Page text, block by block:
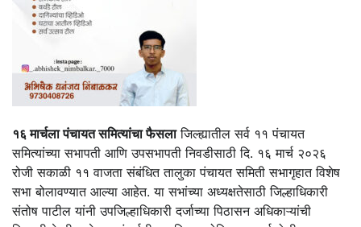
१६ मार्चला पंचायत समित्यांचा फैसलाजिल्ह्यातील सर्व ११ पंचायत
समित्यांच्या सभापती आणि उपसभापती निवडीसाठी दि. १६ मार्च २०२६
रोजी सकाळी ११ वाजता संबंधित तालुका पंचायत समिती सभागृहात विशेष
सभा बोलावण्यात आल्या आहेत. या सभांच्या अध्यक्षतेसाठी जिल्हाधिकारी
संतोष पाटील यांनी उपजिल्हाधिकारी दर्जाच्या पिठासन अधिकाऱ्यांची